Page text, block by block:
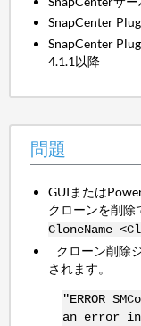
SnapCenter
SnapCenter
4.1.1以降
問題
GUIまたは
クローンを削除
CloneName
クローン削除
されます。
"ERROR
an error in